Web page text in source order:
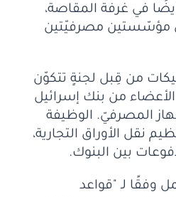
في غرفة المقاصة،
مؤسّستين مصرفيّتين
من قِبل لجنةٍ تتكوّن
الأعضاء من بنك إسرائيل
المصرفيّ. الوظيفة
نقل الأوراق التجارية،
بين البنوك.
وفقًا لـ "قواعد